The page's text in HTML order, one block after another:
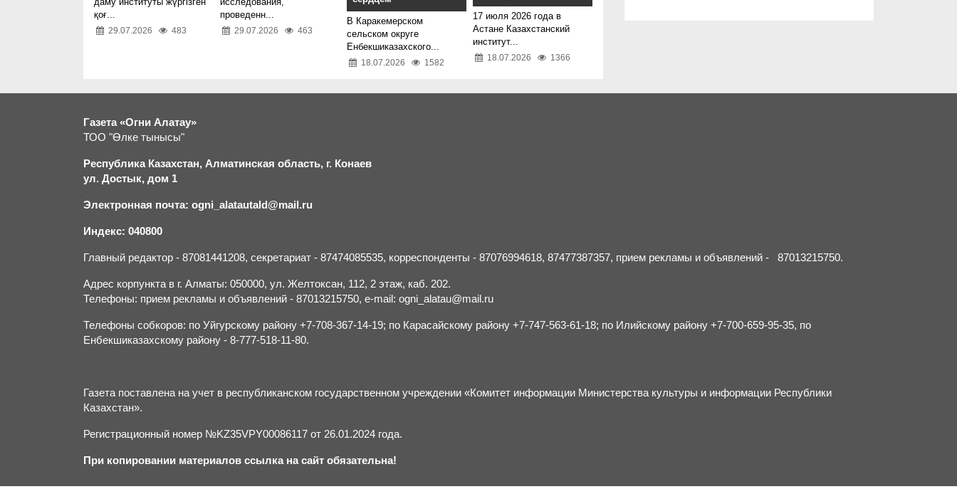
қоғ...
29.07.2026 483
проведенн...
29.07.2026 463
В Каракемерском
сельском округе
Енбекшиказахского...
18.07.2026 1582
17 июля 2026 года в
Астане Казахстанский
институт...
18.07.2026 1366
Газета «Огни Алатау»
ТОО "Өлке тынысы"
Республика Казахстан, Алматинская область, г. Конаев
ул. Достык, дом 1
Электронная почта: ogni_alatautald@mail.ru
Индекс: 040800
Главный редактор - 87081441208, секретариат - 87474085535, корреспонденты - 87076994618, 87477387357, прием рекламы и объявлений - 87013215750.
Адрес корпункта в г. Алматы: 050000, ул. Желтоксан, 112, 2 этаж, каб. 202.
Телефоны: прием рекламы и объявлений - 87013215750, e-mail: ogni_alatau@mail.ru
Телефоны собкоров: по Уйгурскому району +7-708-367-14-19; по Карасайскому району +7-747-563-61-18; по Илийскому району +7-700-659-95-35, по
Енбекшиказахскому району - 8-777-518-11-80.
Газета поставлена на учет в республиканском государственном учреждении «Комитет информации Министерства культуры и информации Республики
Казахстан».
Регистрационный номер №KZ35VPY00086117 от 26.01.2024 года.
При копировании материалов ссылка на сайт обязательна!